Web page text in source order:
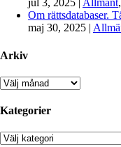
jul 3, 2025 | Allmänt,
Om rättsdatabaser.
maj 30, 2025 |
Arkiv
Arkiv
Kategorier
Kategorier